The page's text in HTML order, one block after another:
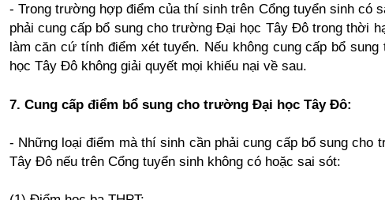
- Trong trường hợp điểm của thí sinh trên Cổng tuyển sinh có
phải cung cấp bổ sung cho trường Đại học Tây Đô trong thời
làm căn cứ tính điểm xét tuyển. Nếu không cung cấp bổ
học Tây Đô không giải quyết mọi khiếu nại về sau.
7. Cung cấp điểm bổ sung cho trường Đại học Tây Đô:
- Những loại điểm mà thí sinh cần phải cung cấp bổ sung cho
Tây Đô nếu trên Cổng tuyển sinh không có hoặc sai sót: